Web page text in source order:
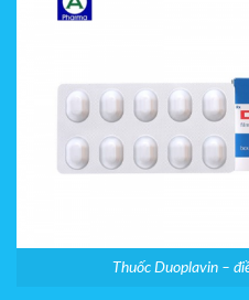
Thuốc Duoplavin –